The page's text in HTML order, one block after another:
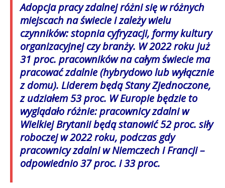
Adopcja pracy zdalnej różni się w różnych
miejscach na świecie i zależy wielu
czynników: stopnia cyfryzacji, formy kultury
organizacyjnej czy branży. W 2022 roku już
31 proc. pracowników na całym świecie ma
pracować zdalnie (hybrydowo lub wyłącznie
z domu). Liderem będą Stany Zjednoczone,
z udziałem 53 proc. W Europie będzie to
wyglądało różnie: pracownicy zdalni w
Wielkiej Brytanii będą stanowić 52 proc. siły
roboczej w 2022 roku, podczas gdy
pracownicy zdalni w Niemczech i Francji –
odpowiednio 37 proc. i 33 proc.